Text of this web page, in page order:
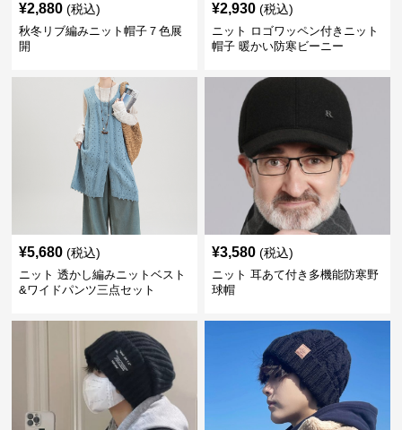
¥2,880 (税込)
秋冬リブ編みニット帽子７色展
開
¥2,930 (税込)
ニット ロゴワッペン付きニット
帽子 暖かい防寒ビーニー
¥5,680 (税込)
ニット 透かし編みニットベスト
&ワイドパンツ三点セット
¥3,580 (税込)
ニット 耳あて付き多機能防寒野
球帽